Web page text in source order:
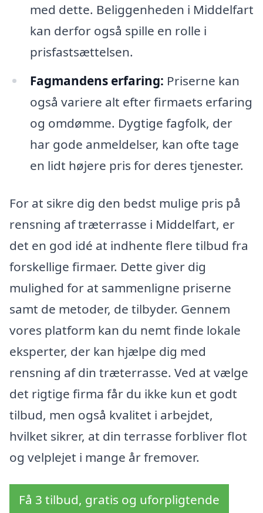
med dette. Beliggenheden i Middelfart
kan derfor også spille en rolle i
prisfastsættelsen.
Fagmandens erfaring: Priserne kan
også variere alt efter firmaets erfaring
og omdømme. Dygtige fagfolk, der
har gode anmeldelser, kan ofte tage
en lidt højere pris for deres tjenester.
For at sikre dig den bedst mulige pris på
rensning af træterrasse i Middelfart, er
det en god idé at indhente flere tilbud fra
forskellige firmaer. Dette giver dig
mulighed for at sammenligne priserne
samt de metoder, de tilbyder. Gennem
vores platform kan du nemt finde lokale
eksperter, der kan hjælpe dig med
rensning af din træterrasse. Ved at vælge
det rigtige firma får du ikke kun et godt
tilbud, men også kvalitet i arbejdet,
hvilket sikrer, at din terrasse forbliver flot
og velplejet i mange år fremover.
Få 3 tilbud, gratis og uforpligtende